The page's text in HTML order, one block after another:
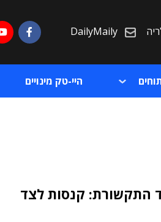
DailyMaily
היי-טק מינויים
התקשורת: קנסות לצד